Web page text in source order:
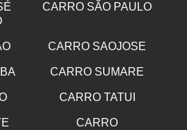
CARRO SÃO PAULO
CARRO SAOJOSE
CARRO SUMARE
CARRO TATUI
CARRO